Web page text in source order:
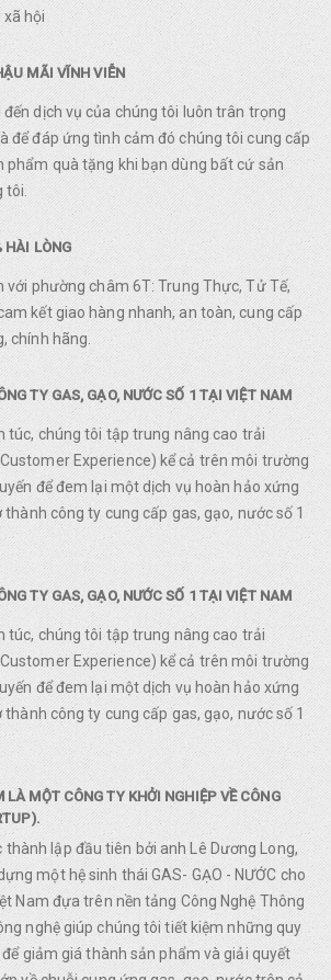
hội
MÃI VĨNH VIỄN
đến dịch vụ của chúng tôi luôn trân trọng
để đáp ứng tình cảm đó chúng tôi cung cấp
phẩm quà tặng khi bạn dùng bất cứ sản
tôi.
HÀI LÒNG
với phường châm 6T: Trung Thực, Tử Tế,
kết giao hàng nhanh, an toàn, cung cấp
chính hãng.
TY GAS, GẠO, NƯỚC SỐ 1 TẠI VIỆT NAM
túc, chúng tôi tập trung nâng cao trải
Experience) kể cả trên môi trường
để đem lại một dịch vụ hoàn hảo xứng
công ty cung cấp gas, gạo, nước số 1
TY GAS, GẠO, NƯỚC SỐ 1 TẠI VIỆT NAM
túc, chúng tôi tập trung nâng cao trải
Experience) kể cả trên môi trường
để đem lại một dịch vụ hoàn hảo xứng
công ty cung cấp gas, gạo, nước số 1
LÀ MỘT CÔNG TY KHỞI NGHIỆP VỀ CÔNG
thành lập đầu tiên bởi anh Lê Dương Long,
một hệ sinh thái GAS- GẠO - NƯỚC cho
Nam đựa trên nền tảng Công Nghệ Thông
nghệ giúp chúng tôi tiết kiệm những quy
giảm giá thành sản phẩm và giải quyết